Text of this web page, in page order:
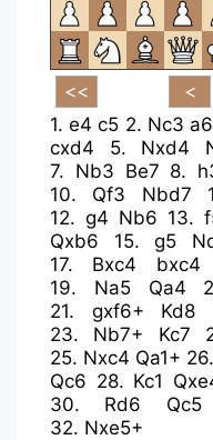
1.e4 c5 2. Nc3 a6
cxd4
5. Nxd4
7. Nb3 Be7 8.
10. Qf3 Nbd7
12. g4 Nb6 13.
Qxb6
15. g5
17. Bxc4 bxc4
19. Na5 Qa4
21. gxf6+ Kd8
23. Nb7+ Kc7
25. Nxc4 Qa1+ 26.
Qc6 28. Kc1
30. Rd6 Qc5
32. Nxe5+